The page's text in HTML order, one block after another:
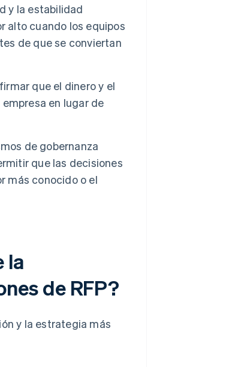
y la estabilidad
alto cuando los equipos
de que se conviertan
que el dinero y el
en lugar de
de gobernanza
que las decisiones
más conocido o el
la
de RFP?
y la estrategia más